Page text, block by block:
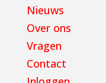
Nieuws
Over ons
Vragen
Contact